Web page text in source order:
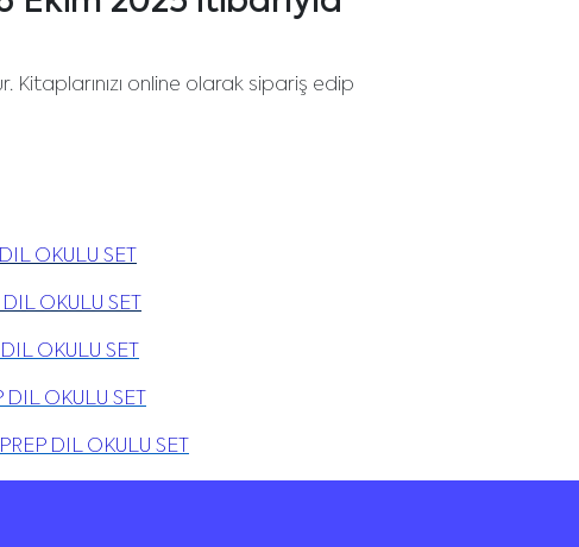
online olarak sipariş edip
OKULU SET
OKULU SET
OKULU SET
DIL OKULU SET
DIL OKULU SET